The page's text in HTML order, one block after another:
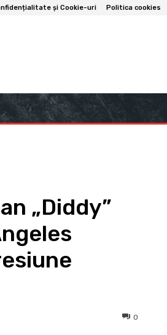
și Cookie-uri Politica cookies
„Diddy”
0